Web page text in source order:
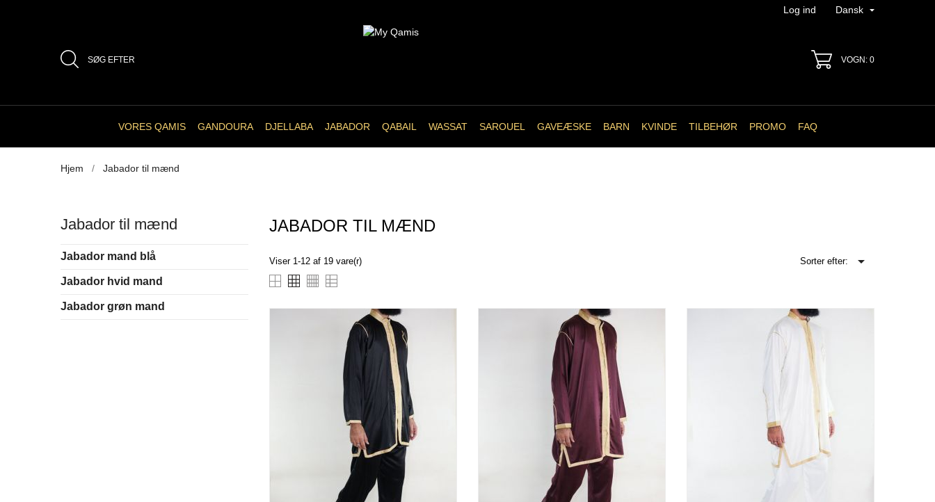
Log ind Dansk 
SØG EFTER VOGN: 0
VORES QAMIS GANDOURA DJELLABA JABADOR QABAIL WASSAT SAROUEL GAVEÆSKE BARN KVINDE TILBEHØR PROMO FAQ
Hjem Jabador til mænd
Jabador til mænd
Jabador mand blå
Jabador hvid mand
Jabador grøn mand
JABADOR TIL MÆND
Viser 1-12 af 19 vare(r) Sorter efter: 